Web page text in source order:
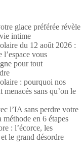
glace préférée révèle
intime
du 12 août 2026 :
l’espace vous
pour tout
: pourquoi nos
menacés sans qu’on le
l’IA sans perdre votre
en 6 étapes
: l’écorce, les
le grand désordre